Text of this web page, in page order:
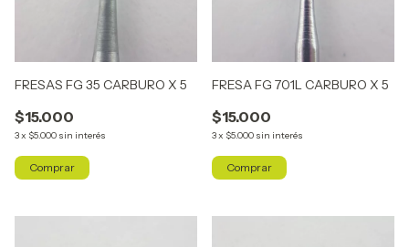
FRESAS FG 35 CARBURO X 5
$15.000
3x $5.000 sin interés
FRESA FG 701L CARBURO X 5
$15.000
3x $5.000 sin interés